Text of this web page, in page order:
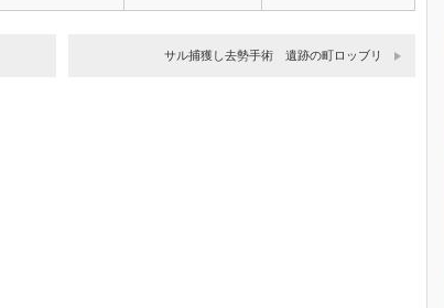
6…
サル捕獲し去勢手術 遺跡の町ロッブリ